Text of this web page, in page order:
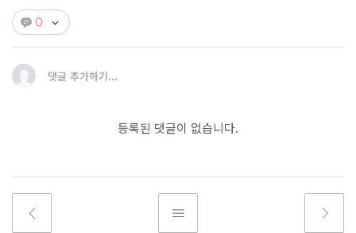
0
댓글 추가하기...
등록된 댓글이 없습니다.